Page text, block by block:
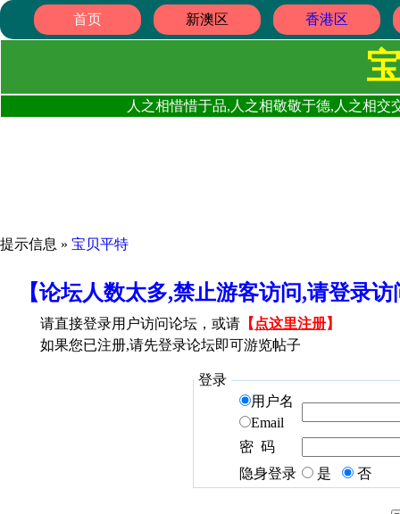
首页 新澳区 香港区
人之相惜惜于品,人之相敬敬于德,人之相
提示信息 » 宝贝平特
【论坛人数太多,禁止游客访问,请登录
请直接登录用户访问论坛，或请 【 点这里注册】
如果您已注册,请先登录论坛即可游览帖子
登录
用户名
Email
密 码
隐身登录
是 否